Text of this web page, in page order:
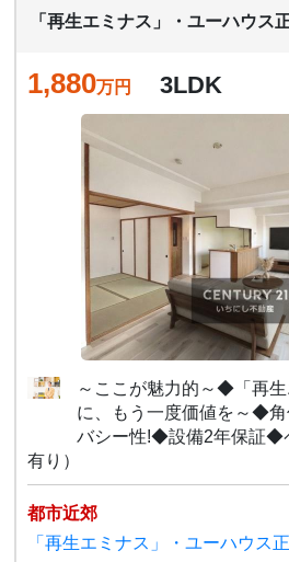
「再生エミナス」・ユーハウス
1,880万円 3LDK
～ここが魅力的～◆「再
に、もう一度価値を～◆角
バシー性!◆設備2年保証◆
有り）
都市近郊
「再生エミナス」・ユーハウス